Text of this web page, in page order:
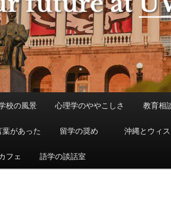
校の風景 心理学のややこしさ 教育相
があった 留学の奨め 沖縄とウィ
フェ 語学の談話室